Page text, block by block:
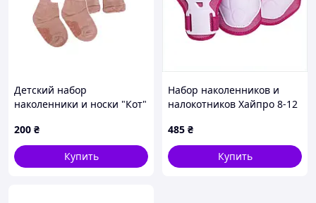
Детский набор
наколенники и носки "Кот"
200 ₴
Купить
Набор наколенников и
налокотников Хайпро 8-12
485 ₴
Купить